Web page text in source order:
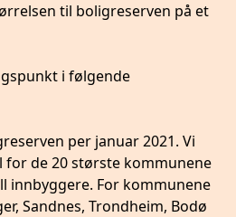
til boligreserven på et
i følgende
per januar 2021. Vi
for de 20 største kommunene
innbyggere. For kommunene
Sandnes, Trondheim, Bodø